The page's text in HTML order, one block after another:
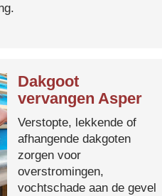
Dakgoot
vervangen Asper
Verstopte, lekkende of
afhangende dakgoten
zorgen voor
overstromingen,
vochtschade aan de gevel